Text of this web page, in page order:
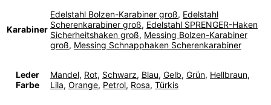
Karabiner
Edelstahl Bolzen-Karabiner groß, Edelstahl
Scherenkarabiner groß, Edelstahl SPRENGER-Haken
Sicherheitshaken groß, Messing Bolzen-Karabiner
groß, Messing Schnapphaken Scherenkarabiner
Leder
Farbe
Mandel, Rot, Schwarz, Blau, Gelb, Grün, Hellbraun,
Lila, Orange, Petrol, Rosa, Türkis